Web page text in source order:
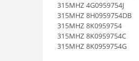
315MHZ 4G0959754J
315MHZ 8H0959754DB
315MHZ 8K0959754
315MHZ 8K0959754C
315MHZ 8K0959754G